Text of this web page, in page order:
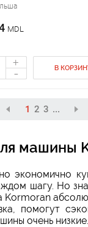
MDL
+
- В
1 2 3 ...
машины
шагу. Но
помогут
очень